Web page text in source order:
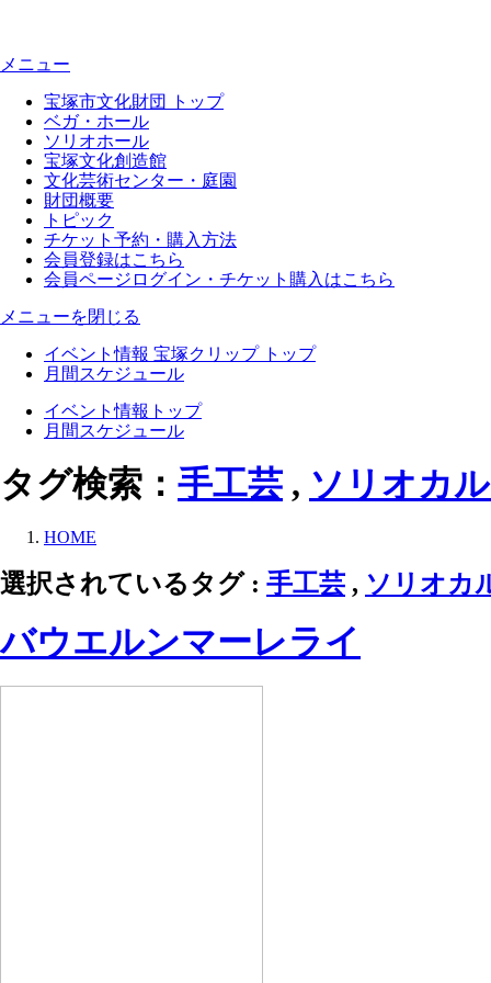
メニュー
宝塚市文化財団 トップ
ベガ・ホール
ソリオホール
宝塚文化創造館
文化芸術センター・庭園
財団概要
トピック
チケット予約・購入方法
会員登録はこちら
会員ページログイン・チケット購入はこちら
メニューを閉じる
イベント情報 宝塚クリップ トップ
月間スケジュール
イベント情報トップ
月間スケジュール
タグ検索： 手工芸 , ソリオカ
HOME
選択されているタグ : 手工芸 , ソリオカ
バウエルンマーレライ